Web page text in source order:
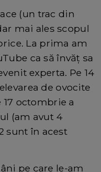
(un trac din
mai ales scopul
La prima am
ca să învăț sa
experta. Pe 14
de ovocite
17 octombrie a
(am avut 4
sunt în acest
pe care le-am